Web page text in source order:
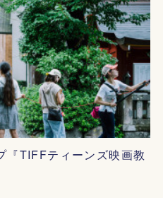
『TIFFティーンズ映画教